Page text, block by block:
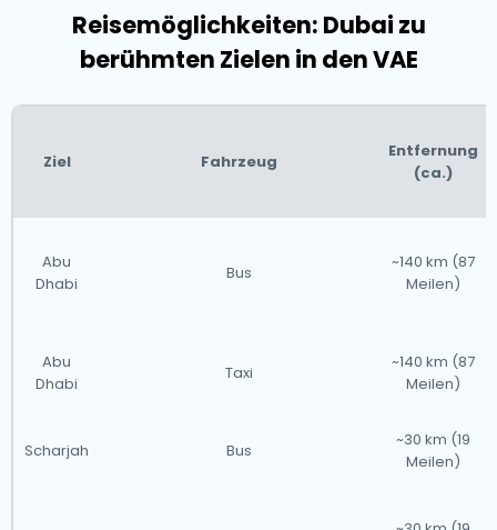
und Kreuzfahrthäfen auf der ganzen Welt im Einsatz.
Vereinigte Arabische
Emirate im Überblick
VAE?Bekannt für seine atemberaubende Architektur
zu allen wichtigen Flughäfen gewährleistet, auch
Flughafentransfer online über unsere Website zu
buchen, um ein reibungsloses und stressfreies
Reisemöglichkeiten: Dubai zu
berühmten Zielen in den VAE
Ziel Fahrzeug
Entfernung
(ca.)
Abu
Dhabi
Bus
~140 km (87
Meilen)
Abu
Dhabi
Taxi
~140 km (87
Meilen)
Scharjah Bus
~30 km (19
Meilen)